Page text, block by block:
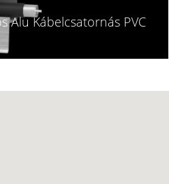
Alu Kábelcsatornás PVC